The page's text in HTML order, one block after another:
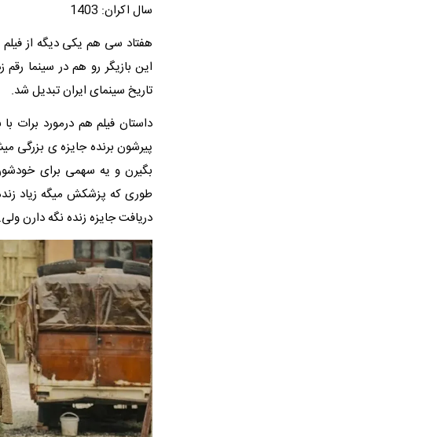
سال اکران: 1403
هفتاد سی هم یکی دیگه از
تاریخ سینمای ایران تبدیل شد.
داستان فیلم هم درمورد برات
پیرشون برنده جایزه ی بزرگی
بگیرن و یه سهمی برای
طوری که پزشکش میگه زیاد
دریافت جایزه زنده نگه دارن